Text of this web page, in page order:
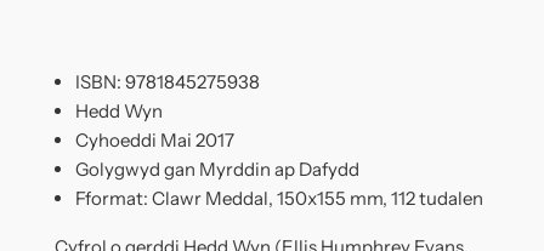
ISBN: 9781845275938
Hedd Wyn
Cyhoeddi Mai 2017
Golygwyd gan Myrddin ap Dafydd
Fformat: Clawr Meddal, 150x155 mm, 112 tudalen